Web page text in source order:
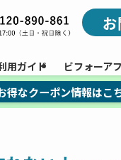
用ガイド ビフォーア
得なクーポン情報はこ